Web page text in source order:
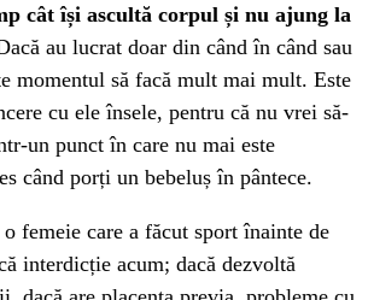
cât își ascultă corpul și nu ajung la
au lucrat doar din când în când sau
momentul să facă mult mai mult. Este
cu ele însele, pentru că nu vrei să-
un punct în care nu mai este
când porți un bebeluș în pântece.
femeie care a făcut sport înainte de
interdicție acum; dacă dezvoltă